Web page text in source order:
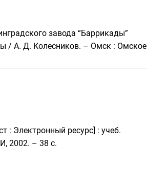
завода “Баррикады”
/ А. Д. Колесников. – Омск : Омское
: Электронный ресурс] : учеб.
2002. – 38 с.